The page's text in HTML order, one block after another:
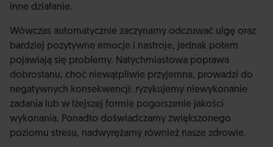
inne działanie.
Wówczas automatycznie zaczynamy odczuwać ulgę oraz
bardziej pozytywne emocje i nastroje, jednak potem
pojawiają się problemy. Natychmiastowa poprawa
dobrostanu, choć niewątpliwie przyjemna, prowadzi do
negatywnych konsekwencji: ryzykujemy niewykonanie
zadania lub w lżejszej formie pogorszenie jakości
wykonania. Ponadto doświadczamy zwiększonego
poziomu stresu, nadwyrężamy również nasze zdrowie.